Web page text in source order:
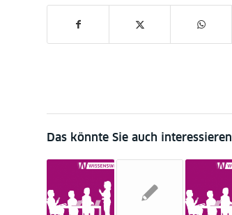
Das könnte Sie auch interessieren